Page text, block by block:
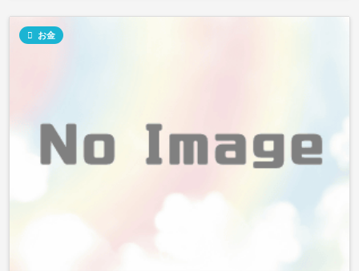
 お金